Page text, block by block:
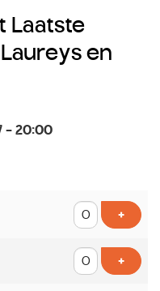
Laatste
en
- 20:00
+Voeg
+Voeg